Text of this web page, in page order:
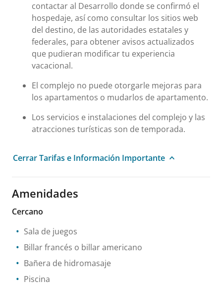
contactar al Desarrollo donde se confirmó el
hospedaje, así como consultar los sitios web
del destino, de las autoridades estatales y
federales, para obtener avisos actualizados
que pudieran modificar tu experiencia
vacacional.
El complejo no puede otorgarle mejoras para
los apartamentos o mudarlos de apartamento.
Los servicios e instalaciones del complejo y las
atracciones turísticas son de temporada.
Cerrar Tarifas e Información Importante
Amenidades
Cercano
Sala de juegos
Billar francés o billar americano
Bañera de hidromasaje
Piscina